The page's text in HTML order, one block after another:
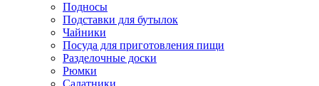
Подносы
Подставки для бутылок
Чайники
Посуда для приготовления пищи
Разделочные доски
Рюмки
Салатники